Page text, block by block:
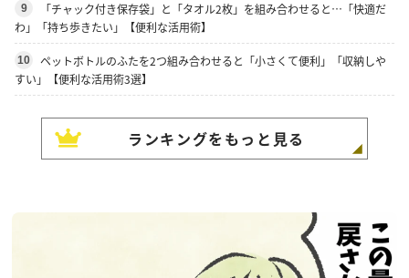
9
「チャック付き保存袋」と「タオル2枚」を組み合わせると…「快適だ
わ」「持ち歩きたい」【便利な活用術】
10
ペットボトルのふたを2つ組み合わせると「小さくて便利」「収納しや
すい」【便利な活用術3選】
ランキングをもっと見る